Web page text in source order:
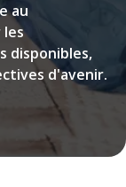
au
les
disponibles,
d'avenir.